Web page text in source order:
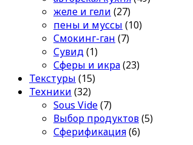
желе и гели (27)
пены и муссы (10)
Смокинг-ган (7)
Сувид(1)
Сферы и икра(23)
Текстуры (15)
Техники (32)
Sous Vide(7)
Выбор продуктов(5)
Сферификация(6)